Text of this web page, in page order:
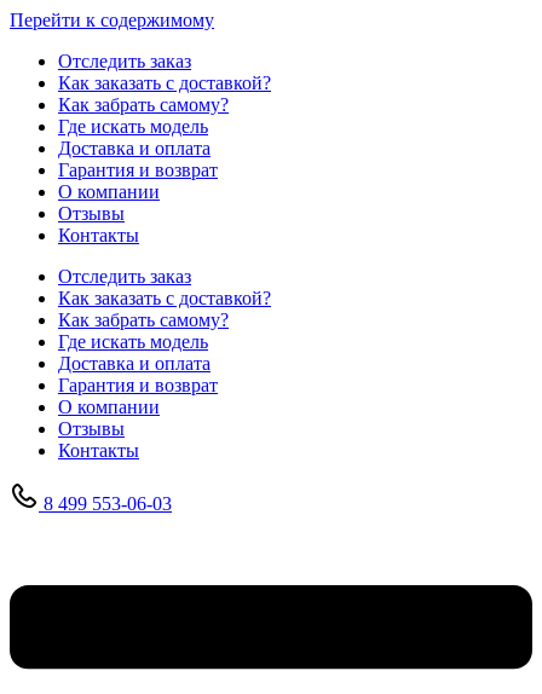
Перейти к содержимому
Отследить заказ
Как заказать с доставкой?
Как забрать самому?
Где искать модель
Доставка и оплата
Гарантия и возврат
О компании
Отзывы
Контакты
Отследить заказ
Как заказать с доставкой?
Как забрать самому?
Где искать модель
Доставка и оплата
Гарантия и возврат
О компании
Отзывы
Контакты
8 499 553-06-03